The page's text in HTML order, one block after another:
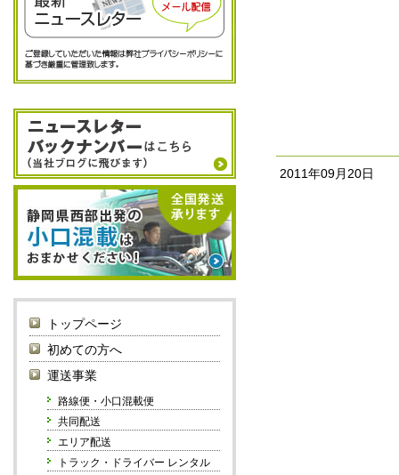
トップページ
初めての方へ
運送事業
路線便・小口混載便
共同配送
エリア配送
トラック・ドライバー レンタル
2011年09月20日